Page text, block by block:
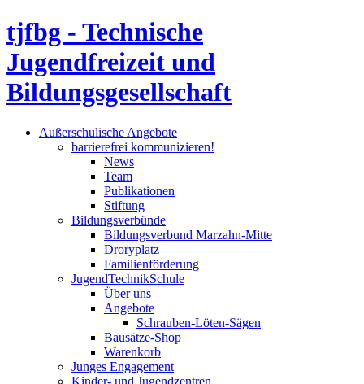
tjfbg - Technische
Jugendfreizeit und
Bildungsgesellschaft
Außerschulische Angebote
barrierefrei kommunizieren!
News
Team
Publikationen
Stiftung
Bildungsverbünde
Bildungsverbund Marzahn-Mitte
Droryplatz
Familienförderung
JugendTechnikSchule
Über uns
Angebote
Schrauben-Löten-Sägen
Bausätze-Shop
Warenkorb
Junges Engagement
Kinder- und Jugendzentren